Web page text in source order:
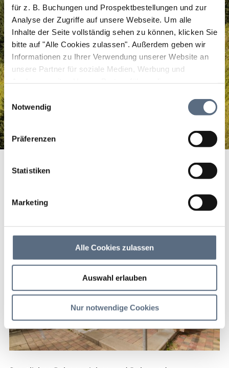
für z. B. Buchungen und Prospektbestellungen und zur
Analyse der Zugriffe auf unsere Webseite. Um alle
Inhalte der Seite vollständig sehen zu können, klicken Sie
bitte auf "Alle Cookies zulassen". Außerdem geben wir
Informationen zu Ihrer Verwendung unserer Website an
unsere Partner für soziale Medien, Werbung und
zusammen, die Sie ihnen bereitgestellt haben oder die
sie im Rahmen Ihrer Nutzung der Dienste gesammelt
Einwilligungsauswahl
Notwendig
Präferenzen
Statistiken
Marketing
Alle Cookies zulassen
Auswahl erlauben
Nur notwendige Cookies